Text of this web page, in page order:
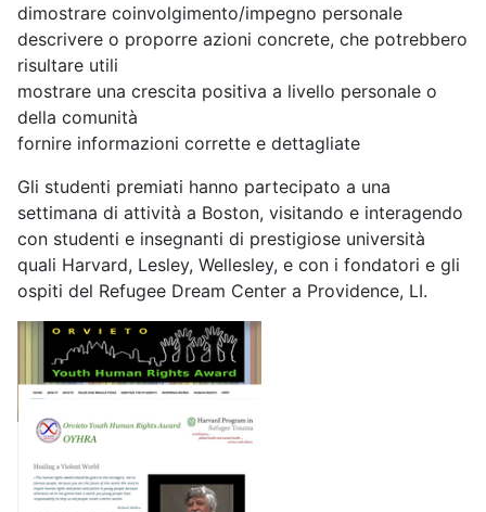
dimostrare coinvolgimento/impegno personale
descrivere o proporre azioni concrete, che potrebbero
risultare utili
mostrare una crescita positiva a livello personale o
della comunità
fornire informazioni corrette e dettagliate
Gli studenti premiati hanno partecipato a una
settimana di attività a Boston, visitando e interagendo
con studenti e insegnanti di prestigiose università
quali Harvard, Lesley, Wellesley, e con i fondatori e gli
ospiti del Refugee Dream Center a Providence, LI.